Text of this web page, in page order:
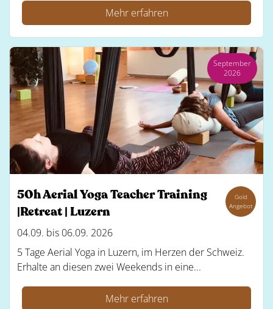
Mehr erfahren
September
2026
50h Aerial Yoga Teacher Training
|Retreat | Luzern
Gold
Angebot
04.09. bis 06.09. 2026
5 Tage Aerial Yoga in Luzern, im Herzen der Schweiz.
Erhalte an diesen zwei Weekends in eine...
Mehr erfahren